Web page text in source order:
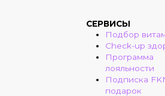
СЕРВИСЫ
Подбор
Check-up
Программа
лояльности
Подписка
подарок